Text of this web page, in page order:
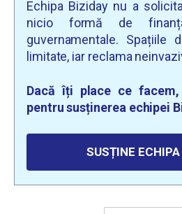
Echipa Biziday nu a
nicio formă de
guvernamentale. Spațiile
limitate, iar reclama
Dacă îți place ce
pentru susținerea echipei
SUSȚINE